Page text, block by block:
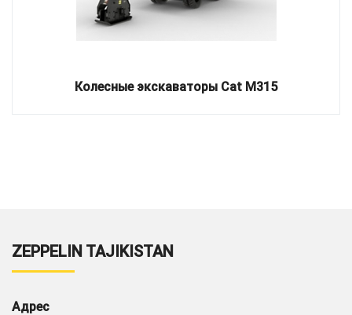
Колесные экскаваторы Cat M315
ZEPPELIN TAJIKISTAN
Адрес